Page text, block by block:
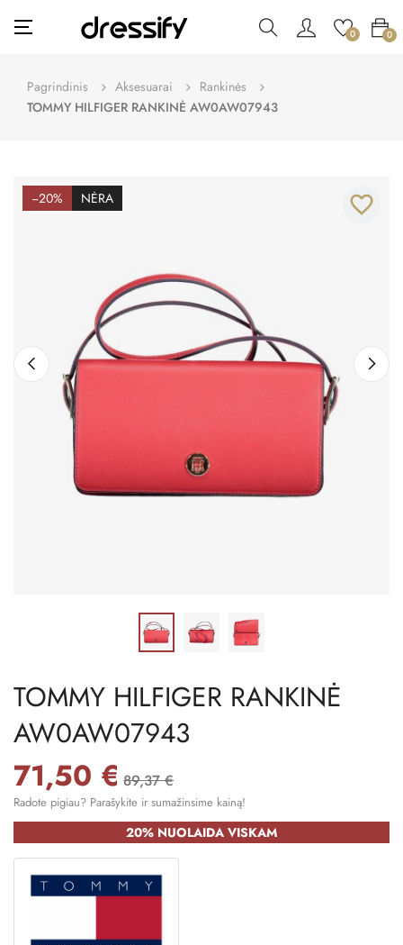
Toggle
navigation
☰ 0 0
Pagrindinis Aksesuarai
Rankinės
TOMMY HILFIGER RANKINĖ AW0AW07943
−20% NĖRA favorite_border
TOMMY HILFIGER RANKINĖ
AW0AW07943
71,50 € 89,37 €
Radote pigiau? Parašykite ir sumažinsime kainą!
20% NUOLAIDA VISKAM